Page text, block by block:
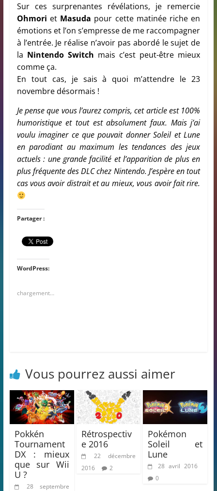
Sur ces surprenantes révélations, je remercie
Ohmori et Masuda pour cette matinée riche en
émotions et l’on s’empresse de me raccompagner
à l’entrée. Je réalise n’avoir pas abordé le sujet de
la Nintendo Switch mais c’est peut-être mieux
comme ça.
En tout cas, je sais à quoi m’attendre le 23
novembre désormais !
Je pense que vous l’aurez compris, cet article est 100%
humoristique et tout est absolument faux. Mais j’ai
voulu imaginer ce que pouvait donner Soleil et Lune
en parodiant au maximum les tendances des jeux
actuels : une grande facilité et l’apparition de plus en
plus fréquente des DLC chez Nintendo. J’espère en tout
cas vous avoir distrait et au mieux, vous avoir fait rire.
Partager :
WordPress:
chargement…
Vous pourrez aussi aimer
Pokkén
Tournament
DX : mieux
que sur Wii
U ?
28 septembre
Rétrospectiv
e 2016
22 décembre
2016
2
Pokémon
Soleil et
Lune
28 avril 2016
0